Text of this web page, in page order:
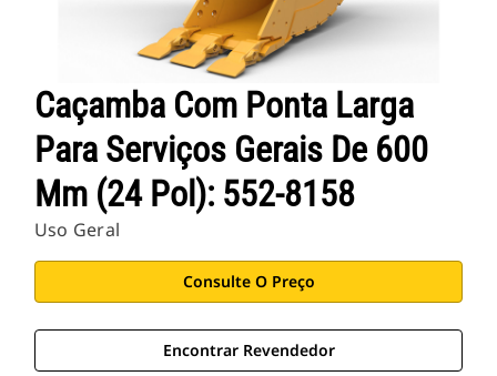
Caçamba Com Ponta Larga
Para Serviços Gerais De 600
Mm (24 Pol): 552-8158
Uso Geral
Consulte O Preço
Encontrar Revendedor